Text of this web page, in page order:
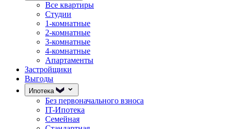
Все квартиры
Студии
1-комнатные
2-комнатные
3-комнатные
4-комнатные
Апартаменты
Застройщики
Выгоды
Ипотека
Без первоначального взноса
IT-Ипотека
Семейная